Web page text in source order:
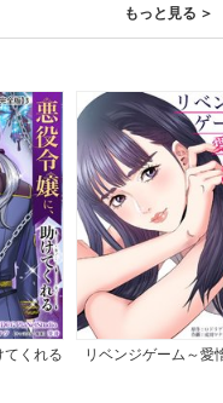
もっと見る
てくれる
リベンジゲーム～愛